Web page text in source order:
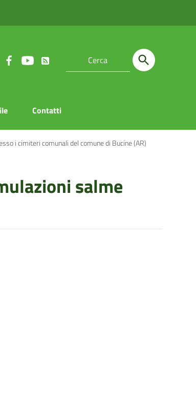
Contatti
i cimiteri comunali del comune di Bucine (AR)
salme